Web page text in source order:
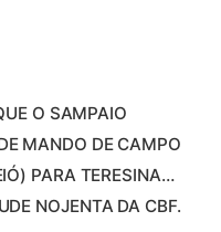
O SAMPAIO
MANDO DE CAMPO
PARA TERESINA…
NOJENTA DA CBF.